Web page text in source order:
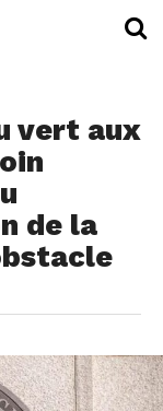
vert aux
de la